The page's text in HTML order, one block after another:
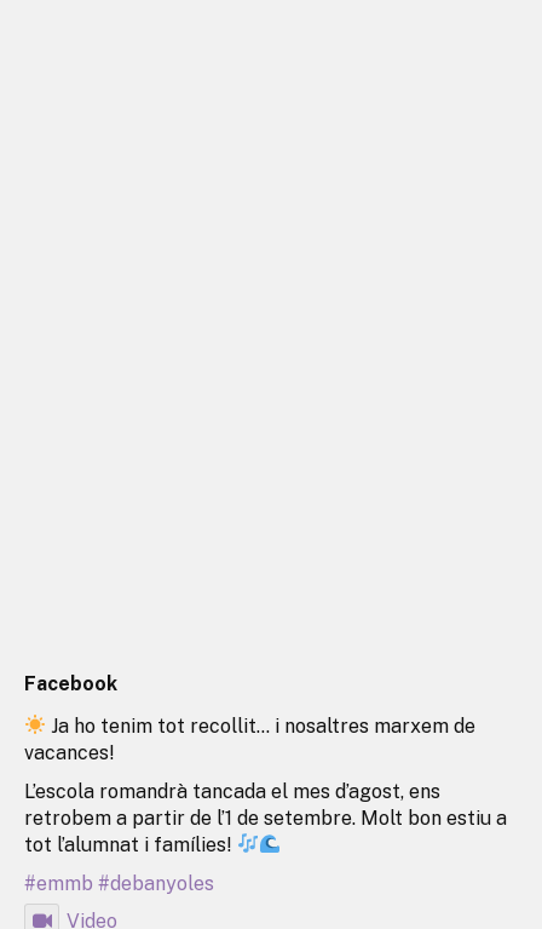
Facebook
Ja ho tenim tot recollit… i nosaltres marxem de
vacances!
L’escola romandrà tancada el mes d’agost, ens
retrobem a partir de l’1 de setembre. Molt bon estiu a
tot l’alumnat i famílies!
#emmb #debanyoles
Video